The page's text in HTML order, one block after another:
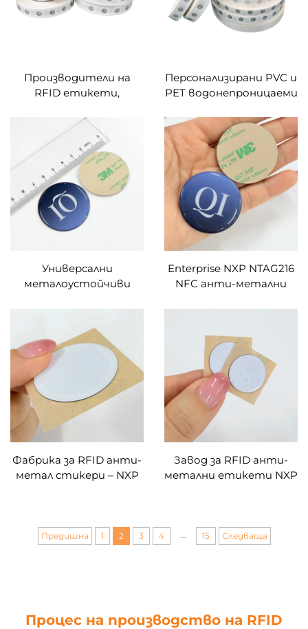
складове за облекло
Производители на
RFID етикети,
етикети с
отпечатани QR
кодове и баркодове,
NFC етикети с лепило
3M, миниатюрни
размери – 15 мм
Персонализирани PVC и
PET водонепроницаеми
етикети с чипове
Ntag213, Ntag215 и
Ntag216 за честотен
диапазон HF, пасивни,
за инвентаризация
Универсални
металоустойчиви
с пълен цвят, QR код и
баркод, кодирани и
заключени, с лепенка 3M
Enterprise NXP NTAG216
NFC анти-метални
текст, номер,
записваем, лепило 3M,
индустриален клас
Фабрика за RFID анти-
метал стикери – NXP
метални повърхности,
Завод за RFID анти-
метални етикети NXP
слой за употреба върху
Предишна 1 2 3 4 15 Следваща
Процес на производство на RFID